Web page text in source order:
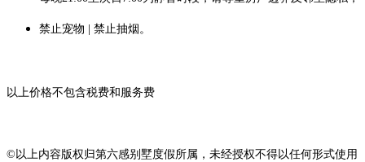
禁止宠物 | 禁止抽烟。
以上价格不包含税费和服务费
©以上内容版权归第六感别墅度假所属，未经授权不得以任何形式使用